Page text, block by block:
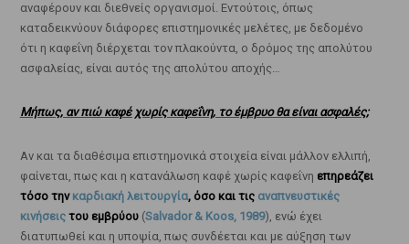
αναφέρουν και διεθνείς οργανισμοί. Εντούτοις, όπως
καταδεικνύουν διάφορες επιστημονικές μελέτες, με δεδομένο
ότι η καφεΐνη διέρχεται τον πλακούντα, ο δρόμος της απολύτου
ασφαλείας, είναι αυτός της απολύτου αποχής…
Μήπως, αν πιώ καφέ χωρίς καφεΐνη, το έμβρυο θα είναι ασφαλές;
Αν και τα διαθέσιμα επιστημονικά στοιχεία είναι μάλλον ελλιπή,
φαίνεται, πως και η κατανάλωση καφέ χωρίς καφεΐνη επηρεάζει
τόσο την καρδιακή λειτουργία, όσο και τις αναπνευστικές
κινήσειςτου εμβρύου(Salvador & Koos, 1989), ενώ έχει
διατυπωθεί και η υποψία, πως συνδέεται και με αύξηση των